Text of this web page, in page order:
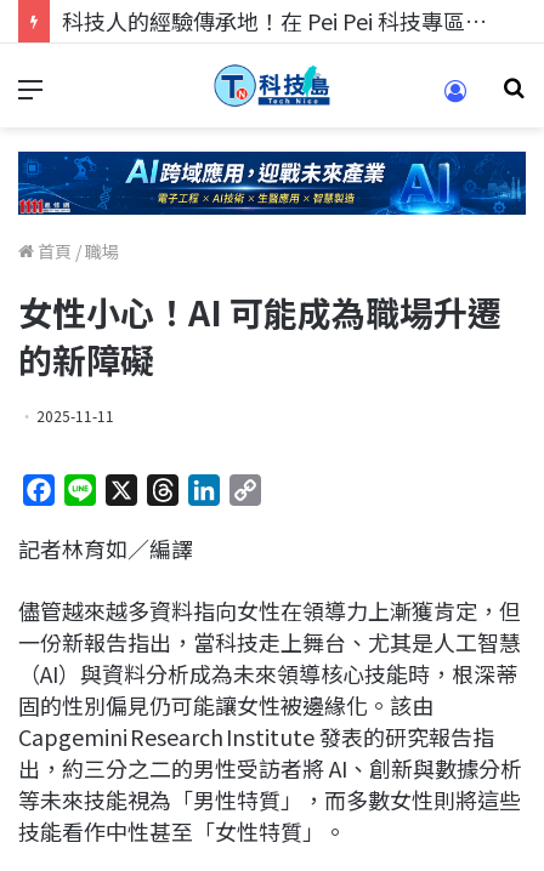
科技人的經驗傳承地！在 Pei Pei 科技專區，與學弟妹交流最硬核的技術
首頁 /職場
女性小心！AI 可能成為職場升遷
的新障礙
2025-11-11
c
b
o
o
k
n
r
a
d
s
e
d
I
n
L
i
n
k
記者林育如／編譯
儘管越來越多資料指向女性在領導力上漸獲肯定，但
一份新報告指出，當科技走上舞台、尤其是人工智慧
（AI）與資料分析成為未來領導核心技能時，根深蒂
固的性別偏見仍可能讓女性被邊緣化。該由
Capgemini Research Institute 發表的研究報告指
出，約三分之二的男性受訪者將 AI、創新與數據分析
等未來技能視為「男性特質」，而多數女性則將這些
技能看作中性甚至「女性特質」。